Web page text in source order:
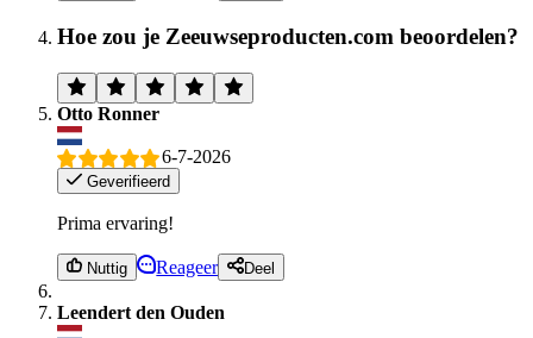
Hoe zou je Zeeuwseproducten.com beoordelen?
Otto Ronner
6-7-2026
Geverifieerd
Prima ervaring!
Nuttig Reageer Deel
Leendert den Ouden